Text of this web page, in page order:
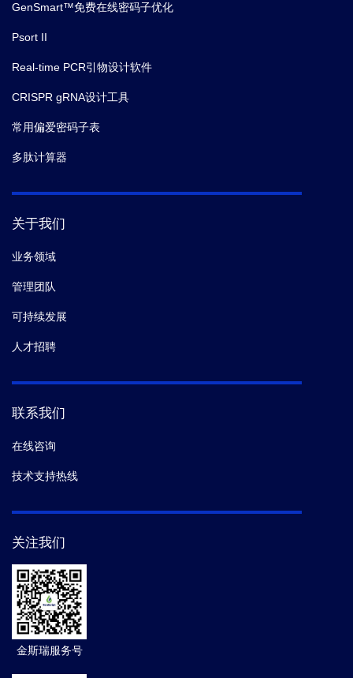
GenSmart™免费在线密码子优化
Psort II
Real-time PCR引物设计软件
CRISPR gRNA设计工具
常用偏爱密码子表
多肽计算器
关于我们
业务领域
管理团队
可持续发展
人才招聘
联系我们
在线咨询
技术支持热线
关注我们
金斯瑞服务号